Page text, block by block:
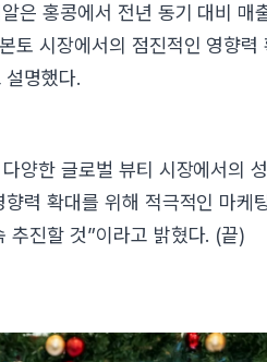
은 홍콩에서 전년 동기 대비 매
토 시장에서의 점진적인 영향력
명했다.
양한 글로벌 뷰티 시장에서의
력 확대를 위해 적극적인 마케
추진할 것”이라고 밝혔다. (끝)